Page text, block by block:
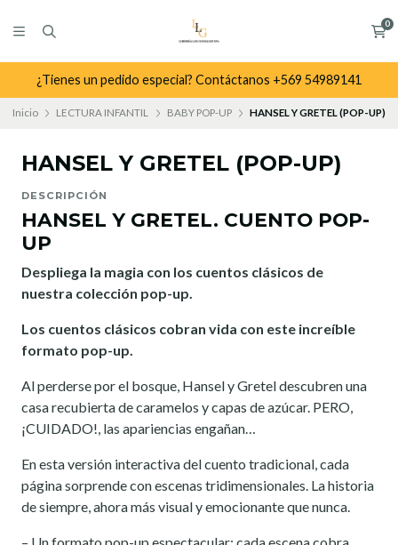
0
¿Tienes un pedido especial? Contáctanos +569 54989141
Inicio LECTURA INFANTIL BABY POP-UP HANSEL Y GRETEL (POP-UP)
HANSEL Y GRETEL (POP-UP)
DESCRIPCIÓN
HANSEL Y GRETEL. CUENTO POP-
UP
Despliega la magia con los cuentos clásicos de
nuestra colección pop-up.
Los cuentos clásicos cobran vida con este increíble
formato pop-up.
Al perderse por el bosque, Hansel y Gretel descubren una
casa recubierta de caramelos y capas de azúcar. PERO,
¡CUIDADO!, las apariencias engañan…
En esta versión interactiva del cuento tradicional, cada
página sorprende con escenas tridimensionales. La historia
de siempre, ahora más visual y emocionante que nunca.